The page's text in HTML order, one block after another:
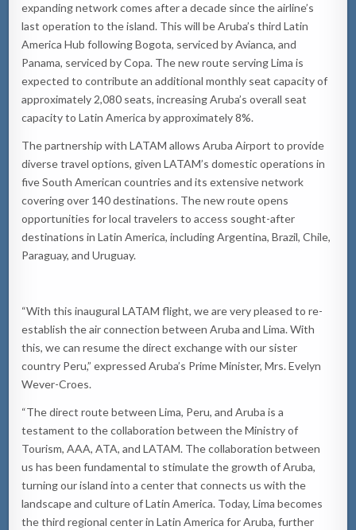
expanding network comes after a decade since the airline’s
last operation to the island. This will be Aruba’s third Latin
America Hub following Bogota, serviced by Avianca, and
Panama, serviced by Copa. The new route serving Lima is
expected to contribute an additional monthly seat capacity of
approximately 2,080 seats, increasing Aruba’s overall seat
capacity to Latin America by approximately 8%.
The partnership with LATAM allows Aruba Airport to provide
diverse travel options, given LATAM’s domestic operations in
five South American countries and its extensive network
covering over 140 destinations. The new route opens
opportunities for local travelers to access sought-after
destinations in Latin America, including Argentina, Brazil, Chile,
Paraguay, and Uruguay.
“With this inaugural LATAM flight, we are very pleased to re-
establish the air connection between Aruba and Lima. With
this, we can resume the direct exchange with our sister
country Peru,” expressed Aruba’s Prime Minister, Mrs. Evelyn
Wever-Croes.
“The direct route between Lima, Peru, and Aruba is a
testament to the collaboration between the Ministry of
Tourism, AAA, ATA, and LATAM. The collaboration between
us has been fundamental to stimulate the growth of Aruba,
turning our island into a center that connects us with the
landscape and culture of Latin America. Today, Lima becomes
the third regional center in Latin America for Aruba, further